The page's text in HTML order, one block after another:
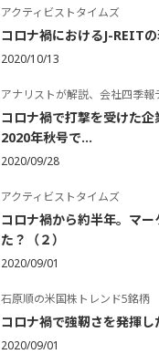
アクティビストタイムズ
コロナ禍におけるJ-REITの
2020/10/13
アナリストが解説、会社四季報
コロナ禍で打撃を受けた企
2020年秋号で...
2020/09/28
アクティビストタイムズ
コロナ禍から約半年。マ
た？（２）
2020/09/01
石原順の米国株トレンド5銘柄
コロナ禍で強靭さを発揮し
2020/09/01